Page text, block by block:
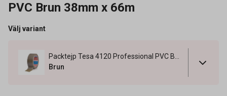
PVC Brun 38mm x 66m
Välj variant
Brun